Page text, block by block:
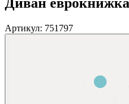
Артикул: 751797